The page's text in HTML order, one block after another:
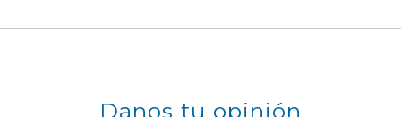
Danos tu opinión